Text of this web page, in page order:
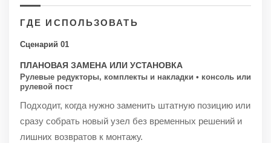
ГДЕ ИСПОЛЬЗОВАТЬ
Сценарий 01
ПЛАНОВАЯ ЗАМЕНА ИЛИ УСТАНОВКА
Рулевые редукторы, комплекты и накладки • консоль или
рулевой пост
Подходит, когда нужно заменить штатную позицию или
сразу собрать новый узел без временных решений и
лишних возвратов к монтажу.